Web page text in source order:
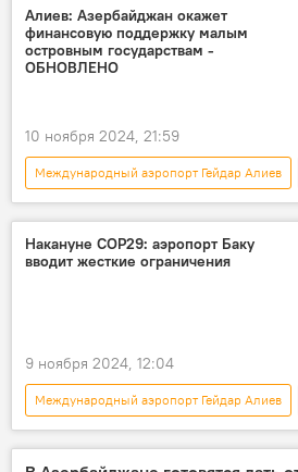
Азербайджан
Баку
Актау
Авиакатастрофа
Крушение самолета
Церемония
Алиев: Азербайджан окажет
финансовую поддержку малым
островным государствам -
ОБНОВЛЕНО
10 ноября 2024, 21:59
Международный аэропорт Гейдар Алиев
Азербайджан
Баку
Глава государства
ООН
Зимбабве
конференция
Накануне COP29: аэропорт Баку
вводит жесткие ограничения
9 ноября 2024, 12:04
Международный аэропорт Гейдар Алиев
Азербайджан
Баку